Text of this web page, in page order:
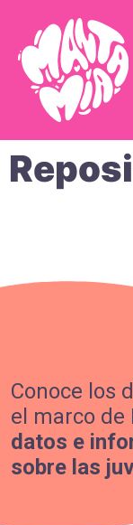
Conoce los
el marco de
datos e
sobre las